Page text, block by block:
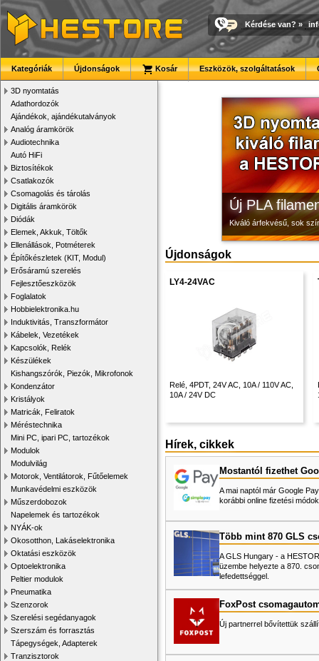
Kérdése van? »
Kategóriák Újdonságok Kosár Eszközök, szolgáltatások
3D nyomtatás
Adathordozók
Ajándékok, ajándékutalványok
Analóg áramkörök
Audiotechnika
Autó HiFi
Biztosítékok
Csatlakozók
Csomagolás és tárolás
Digitális áramkörök
Diódák
Elemek, Akkuk, Töltők
Ellenállások, Potméterek
Építőkészletek (KIT, Modul)
Erősáramú szerelés
Fejlesztőeszközök
Foglalatok
Hobbielektronika.hu
Induktivitás, Transzformátor
Kábelek, Vezetékek
Kapcsolók, Relék
Készülékek
Kishangszórók, Piezók, Mikrofonok
Kondenzátor
Kristályok
Matricák, Feliratok
Méréstechnika
Mini PC, ipari PC, tartozékok
Modulok
Modulvilág
Motorok, Ventilátorok, Fűtőelemek
Munkavédelmi eszközök
Műszerdobozok
Napelemek és tartozékok
NYÁK-ok
Okosotthon, Lakáselektronika
Oktatási eszközök
Optoelektronika
Peltier modulok
Pneumatika
Szenzorok
Szerelési segédanyagok
Szerszám és forrasztás
Tápegységek, Adapterek
Tranzisztorok
Új PLA
Kiváló árfekvésű, sok
Megbízható
Modulvilág
3D nyomtató
Újdonságok
LY4-24VAC
Relé, 4PDT, 24V AC, 10A / 110V AC,
10A / 24V DC
Hírek, cikkek
Mostantól fizethet
A mai naptól már Google
korábbi online fizetési
Több mint 870 GLS
A GLS Hungary - a
üzembe helyezte a 870.
lefedettséggel.
FoxPost
Új partnerrel bővítettük